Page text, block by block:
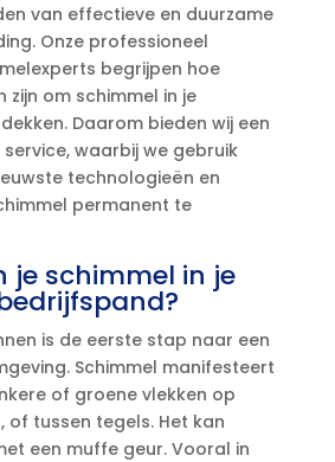
van effectieve en duurzame
Onze professioneel
begrijpen hoe
zijn om schimmel in je
Daarom bieden wij een
waarbij we gebruik
technologieën en
permanent te
je schimmel in je
is de eerste stap naar een
Schimmel manifesteert
of groene vlekken op
of tussen tegels.​ Het kan
een muffe geur.​ Vooral in